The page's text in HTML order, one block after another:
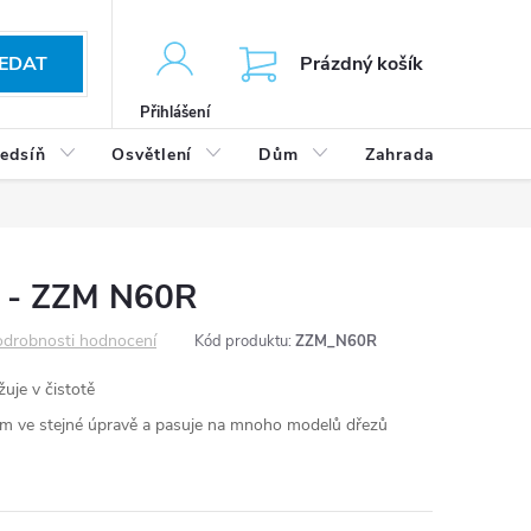
Přihlášení
Prázdný košík
Osvětlení Dům Zahrada
ZZM N60R
hodnocení Kód produktu: ZZM_N60R
v čistotě
ve stejné úpravě a pasuje na mnoho modelů dřezů